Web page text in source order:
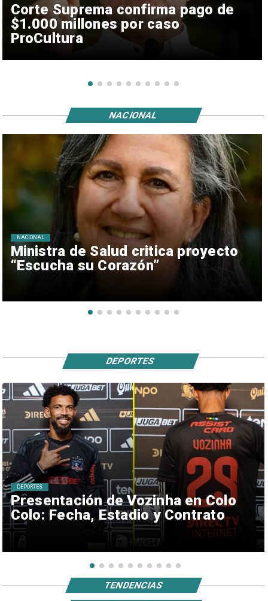
Corte Suprema confirma pago de
$1.000 millones por caso
ProCultura
Ministra de Salud critica proyecto
“Escucha su Corazón”
NACIONAL
NACIONAL
Presentación de Vozinha en Colo
Colo: Fecha, Estadio y Contrato
DEPORTES
DEPORTES
TENDENCIAS